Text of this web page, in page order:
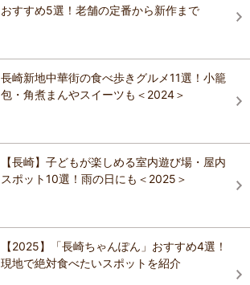
おすすめ5選！老舗の定番から新作まで
長崎新地中華街の食べ歩きグルメ11選！小籠
包・角煮まんやスイーツも＜2024＞
【長崎】子どもが楽しめる室内遊び場・屋内
スポット10選！雨の日にも＜2025＞
【2025】「長崎ちゃんぽん」おすすめ4選！
現地で絶対食べたいスポットを紹介